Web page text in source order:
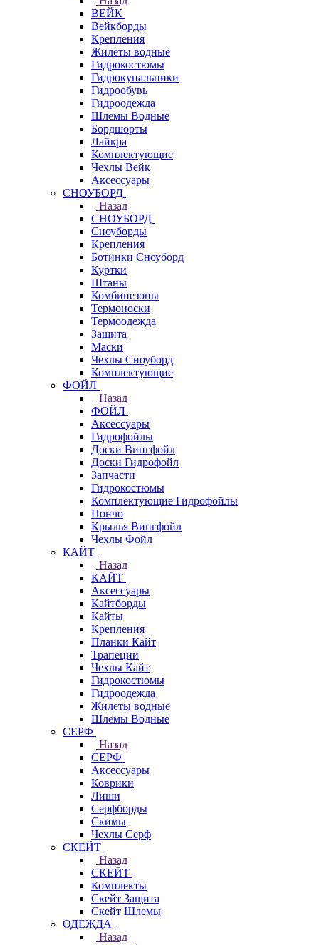
ВЕЙК
Вейкборды
Крепления
Жилеты водные
Гидрокостюмы
Гидрокупальники
Гидрообувь
Гидроодежда
Шлемы Водные
Бордшорты
Лайкра
Комплектующие
Чехлы Вейк
Аксессуары
СНОУБОРД
Назад
СНОУБОРД
Сноуборды
Крепления
Ботинки Сноуборд
Куртки
Штаны
Комбинезоны
Термоноски
Термоодежда
Защита
Маски
Чехлы Сноуборд
Комплектующие
ФОЙЛ
Назад
ФОЙЛ
Аксессуары
Гидрофойлы
Доски Вингфойл
Доски Гидрофойл
Запчасти
Гидрокостюмы
Комплектующие Гидрофойлы
Пончо
Крылья Вингфойл
Чехлы Фойл
КАЙТ
Назад
КАЙТ
Аксессуары
Кайтборды
Кайты
Крепления
Планки Кайт
Трапеции
Чехлы Кайт
Гидрокостюмы
Гидроодежда
Жилеты водные
Шлемы Водные
СЕРФ
Назад
СЕРФ
Аксессуары
Коврики
Лиши
Серфборды
Скимы
Чехлы Cерф
СКЕЙТ
Назад
СКЕЙТ
Комплекты
Скейт Защита
Скейт Шлемы
ОДЕЖДА
Назад